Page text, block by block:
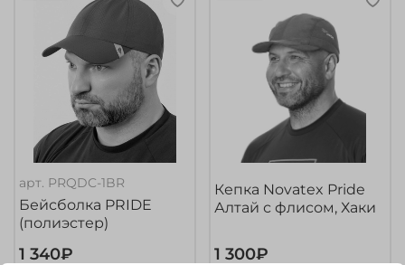
арт. PRQDC-1BR
Бейсболка PRIDE
(полиэстер)
1 340₽
Кепка Novatex Pride
Алтай с флисом, Хаки
1 300₽